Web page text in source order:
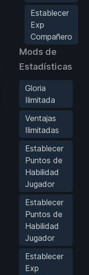
Establecer
Exp
Compañero
Mods de
Estadísticas
Gloria
Ilimitada
Ventajas
Ilimitadas
Establecer
Puntos de
Habilidad
Jugador
Establecer
Puntos de
Habilidad
Jugador
Establecer
Exp